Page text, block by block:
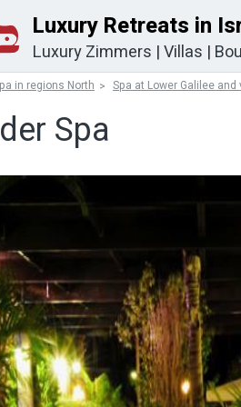
Luxury Retreats in
Luxury Zimmers |Villas |
in regions North Spa at Lower Galilee and
Spa